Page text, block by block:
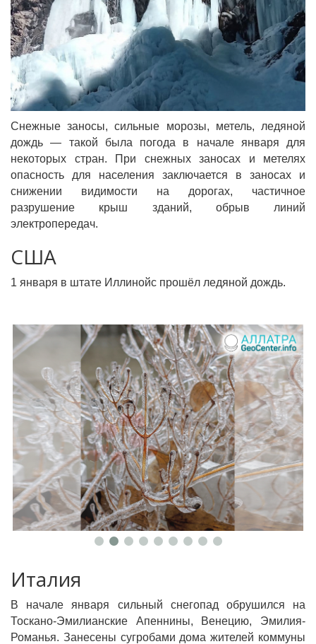
Снежные заносы, сильные морозы, метель, ледяной
дождь — такой была погода в начале января для
некоторых стран. При снежных заносах и метелях
опасность для населения заключается в заносах и
снижении видимости на дорогах, частичное
разрушение крыш зданий, обрыв линий
электропередач.
США
1 января в штате Иллинойс прошёл ледяной дождь.
Италия
В начале января сильный снегопад обрушился на
Тоскано-Эмилианские Апеннины, Венецию, Эмилия-
Романья. Занесены сугробами дома жителей коммуны